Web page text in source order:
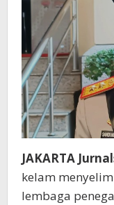
JAKARTA
kelam
lembaga